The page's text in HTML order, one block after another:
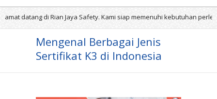
di Rian Jaya Safety. Kami siap memenuhi kebutuhan
Mengenal Berbagai Jenis
Sertifikat K3 di Indonesia